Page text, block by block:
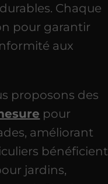
Chaque
pour garantir
aux
proposons des
pour
améliorant
bénéficient
jardins,